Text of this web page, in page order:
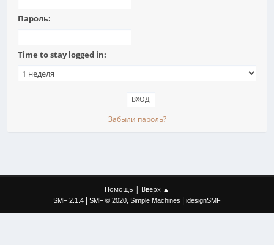
Пароль:
Time to stay logged in:
Забыли пароль?
Помощь | Вверх ▲
SMF 2.1.4 SMF © 2020, Simple Machines idesignSMF